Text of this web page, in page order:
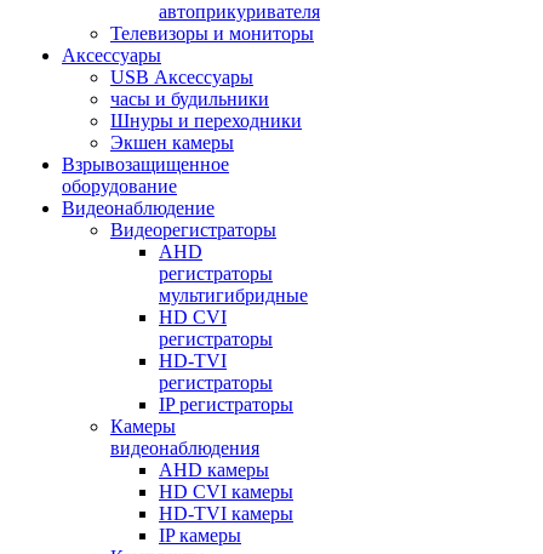
автоприкуривателя
Телевизоры и мониторы
Аксессуары
USB Аксессуары
часы и будильники
Шнуры и переходники
Экшен камеры
Взрывозащищенное
оборудование
Видеонаблюдение
Видеорегистраторы
AHD
регистраторы
мультигибридные
HD CVI
регистраторы
HD-TVI
регистраторы
IP регистраторы
Камеры
видеонаблюдения
AHD камеры
HD CVI камеры
HD-TVI камеры
IP камеры